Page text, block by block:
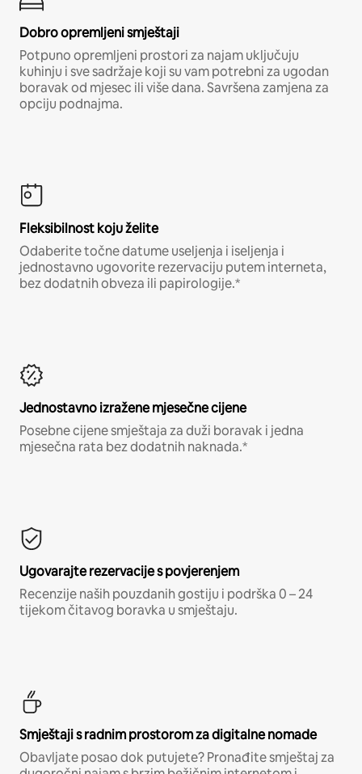
Dobro opremljeni smještaji
Potpuno opremljeni prostori za najam uključuju
kuhinju i sve sadržaje koji su vam potrebni za ugodan
boravak od mjesec ili više dana. Savršena zamjena za
opciju podnajma.
Fleksibilnost koju želite
Odaberite točne datume useljenja i iseljenja i
jednostavno ugovorite rezervaciju putem interneta,
bez dodatnih obveza ili papirologije.*
Jednostavno izražene mjesečne cijene
Posebne cijene smještaja za duži boravak i jedna
mjesečna rata bez dodatnih naknada.*
Ugovarajte rezervacije s povjerenjem
Recenzije naših pouzdanih gostiju i podrška 0 – 24
tijekom čitavog boravka u smještaju.
Smještaji s radnim prostorom za digitalne nomade
Obavljate posao dok putujete? Pronađite smještaj za